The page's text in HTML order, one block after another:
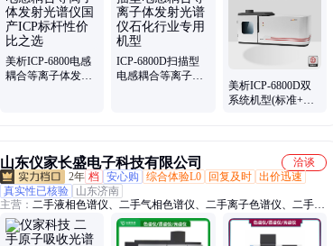
美析ICP-6800电感
耦合等离子体发射
ICP-6800D扫描型
电感耦合等离子体
美析ICP-6800D双
系统机型(标准+石
山东仪家长盛电子科技有限公司
洽谈
2年 档 安心购 综合体验L0 回复及时 出价迅速
真实性已核验
山东济南
主营： 二手液相色谱仪、二手气相色谱仪、二手离子色谱仪、二手原
子吸收光谱仪、二手傅里叶红外光谱仪、二手安捷伦液相色谱仪、二
手光谱仪、二手安捷伦液相、二手液质联用仪、二手紫外分光光度